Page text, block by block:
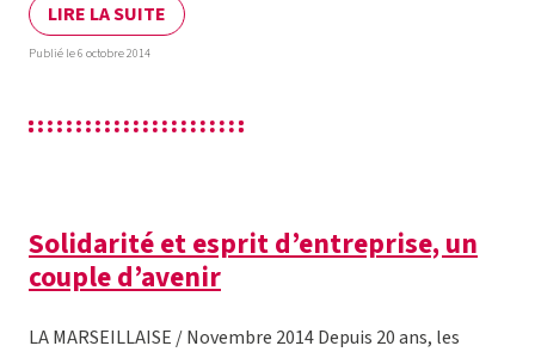
LIRE LA SUITE
Publié le 6 octobre 2014
Solidarité et esprit d’entreprise, un
couple d’avenir
LA MARSEILLAISE / Novembre 2014 Depuis 20 ans, les